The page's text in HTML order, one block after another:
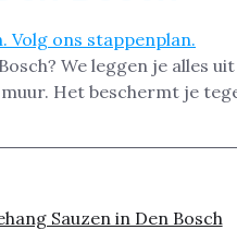
We leggen je alles
Het beschermt je
Sauzen in Den Bosch